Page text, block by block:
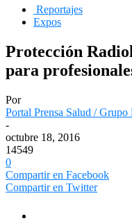
Reportajes
Expos
Protección
para
Por
Portal Prensa Salud / Grupo
-
octubre 18, 2016
14549
0
Compartir en Facebook
Compartir en Twitter